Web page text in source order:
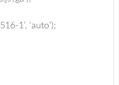
1’, ‘auto’);